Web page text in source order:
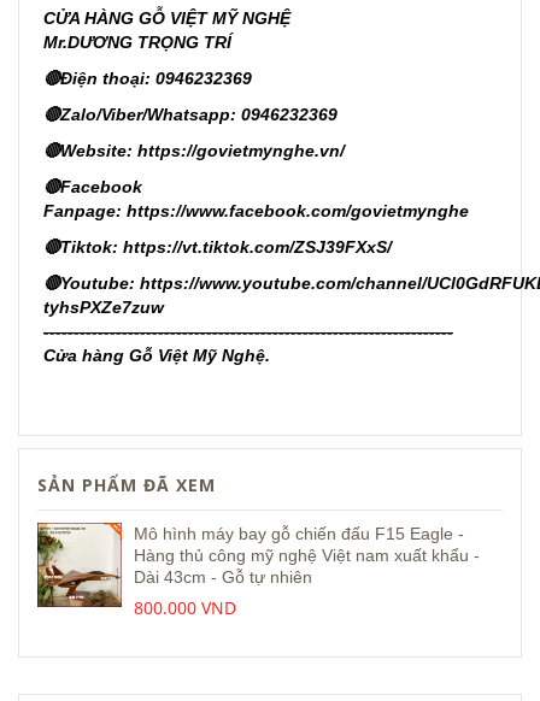
CỬA HÀNG GỖ VIỆT MỸ NGHỆ
Mr.DƯƠNG TRỌNG TRÍ
🔴Điện thoại: 0946232369
🔴Zalo/Viber/Whatsapp: 0946232369
🔴Website: https://govietmynghe.vn/
🔴Facebook
Fanpage: https://www.facebook.com/govietmynghe
🔴Tiktok: https://vt.tiktok.com/ZSJ39FXxS/
🔴Youtube: https://www.youtube.com/channel/
tyhsPXZe7zuw
--------------------------------------------------------------------
Cửa hàng Gỗ Việt Mỹ Nghệ.
SẢN PHẨM ĐÃ XEM
Mô hình máy bay gỗ chiến đấu F15 Eagle -
Hàng thủ công mỹ nghệ Việt nam xuất khẩu -
Dài 43cm - Gỗ tự nhiên
800.000 VND